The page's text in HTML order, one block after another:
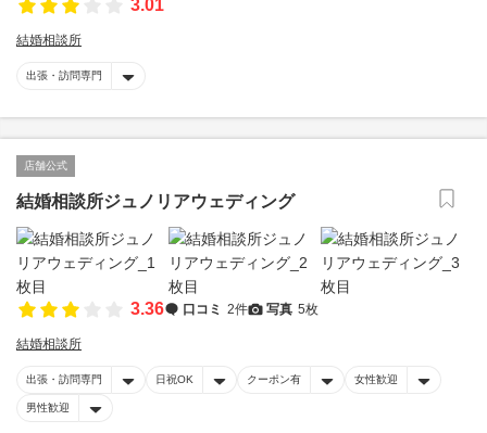
3.01
結婚相談所
出張・訪問専門
店舗公式
結婚相談所ジュノリアウェディング
3.36 口コミ 2件 写真 5枚
結婚相談所
出張・訪問専門 日祝OK クーポン有 女性歓迎
男性歓迎